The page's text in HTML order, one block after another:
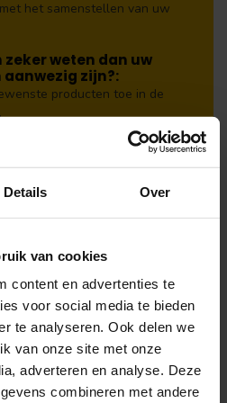
Details Over
van cookies
content en advertenties te
voor social media te bieden
te analyseren. Ook delen we
van onze site met onze
adverteren en analyse. Deze
combineren met andere
het samenstellen van uw
zeker weten dan uw
zijn?:
producten toe in de
“Mijn Winkelwagen” pagina.
Vermeld in het
de gewenste afhaaldatum.
staat om af te halen. Wij
klaar en bestellen
die niet voorradig zijn bij
Dit doen wij alleen wanneer
per iDeal voldaan is.